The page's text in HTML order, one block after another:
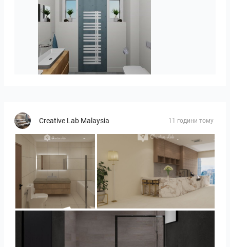
koupelna-01
Creative Lab Malaysia 11 години тому
UMI_BATHROOM SARAH SAE_RETAIL